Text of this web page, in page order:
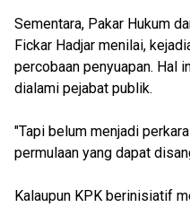
Sementara, Pakar Hukum
Fickar Hadjar menilai,
percobaan penyuapan. Hal
dialami pejabat publik.
"Tapi belum menjadi
permulaan yang dapat
Kalaupun KPK berinisiatif